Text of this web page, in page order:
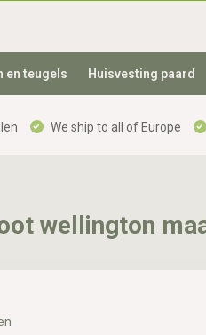
en teugels Huisvesting paard
We ship to all of Europe
wellington